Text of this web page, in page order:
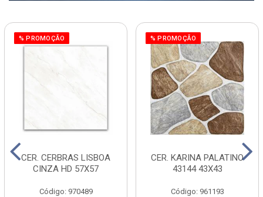
% PROMOÇÃO
CER. CERBRAS LISBOA
CINZA HD 57X57
Código: 970489
% PROMOÇÃO
CER. KARINA PALATINO
43144 43X43
Código: 961193